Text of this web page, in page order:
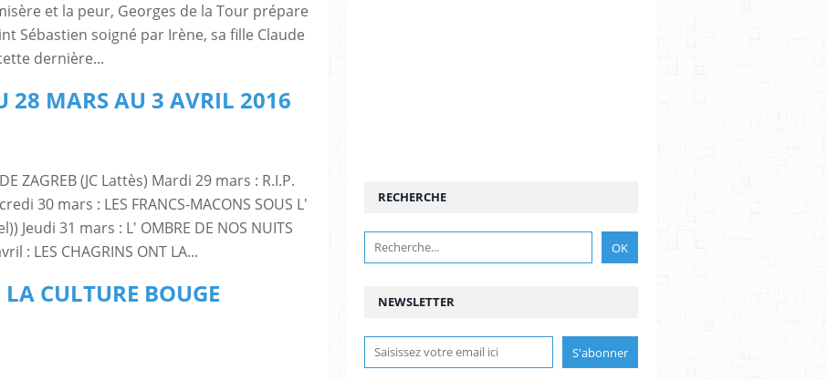
et la peur, Georges de la Tour prépare
Sébastien soigné par Irène, sa fille Claude
dernière...
28 MARS AU 3 AVRIL 2016
ZAGREB (JC Lattès) Mardi 29 mars : R.I.P.
30 mars : LES FRANCS-MACONS SOUS L'
Jeudi 31 mars : L' OMBRE DE NOS NUITS
: LES CHAGRINS ONT LA...
CULTURE BOUGE NEWSLETTER
RECHERCHE